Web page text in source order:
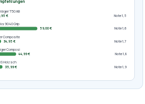
T50 AB
€
Note 1,5
9040 Grip
59,00 €
Note 1,6
Composite
34,95 €
Note 1,7
Composi
44,99 €
Note 1,8
Holzsch
35,99 €
Note 1,9